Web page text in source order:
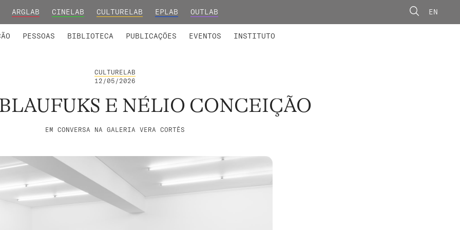
ARGLAB CINELAB CULTURELAB EPLAB OUTLAB EN
PESSOAS BIBLIOTECA PUBLICAÇÕES EVENTOS INSTITUTO
CULTURELAB
12/05/2026
E NÉLIO CONCEIÇÃO
EM CONVERSA NA GALERIA VERA CORTÊS